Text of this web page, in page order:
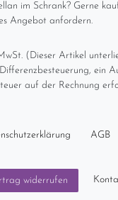
im Schrank? Gerne
Angebot anfordern.
(Dieser Artikel
ein
auf der Rechnung
AGB
widerrufen